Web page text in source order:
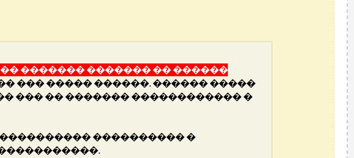
������� ������� �� ������
��� ����� ������. ������ �����
��� �� ������� ������������ �
���������� �